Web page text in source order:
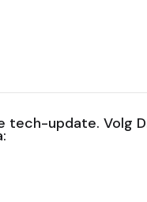
tech-update. Volg